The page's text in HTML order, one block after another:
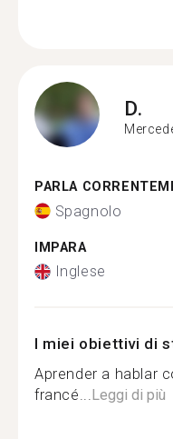
D.
PARLA
Spagnolo
IMPARA
Inglese
I miei obiettivi di
Aprender a hablar
francé...Leggi di più